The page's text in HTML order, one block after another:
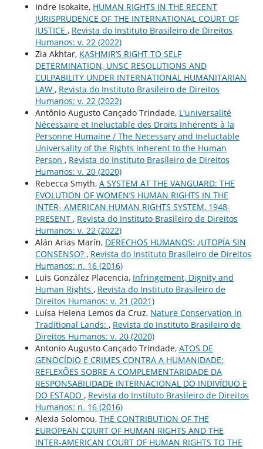
Indre Isokaite, HUMAN RIGHTS IN THE RECENT
JURISPRUDENCE OF THE INTERNATIONAL COURT OF
JUSTICE , Revista do Instituto Brasileiro de Direitos
Humanos: v. 22 (2022)
Zia Akhtar, KASHMIR’S RIGHT TO SELF
DETERMINATION, UNSC RESOLUTIONS AND
CULPABILITY UNDER INTERNATIONAL HUMANITARIAN
LAW , Revista do Instituto Brasileiro de Direitos
Humanos: v. 22 (2022)
Antônio Augusto Cançado Trindade, L'universalité
Nécessaire et Ineluctable des Droits Inhérents à la
Personne Humaine / The Necessary and Ineluctable
Universality of the Rights Inherent to the Human
Person , Revista do Instituto Brasileiro de Direitos
Humanos: v. 20 (2020)
Rebecca Smyth, A SYSTEM AT THE VANGUARD: THE
EVOLUTION OF WOMEN’S HUMAN RIGHTS IN THE
INTER- AMERICAN HUMAN RIGHTS SYSTEM, 1948-
PRESENT , Revista do Instituto Brasileiro de Direitos
Humanos: v. 22 (2022)
Alán Arias Marín, DERECHOS HUMANOS: ¿UTOPÍA SIN
CONSENSO? , Revista do Instituto Brasileiro de Direitos
Humanos: n. 16 (2016)
Luis González Placencia, Infringement, Dignity and
Human Rights , Revista do Instituto Brasileiro de
Direitos Humanos: v. 21 (2021)
Luísa Helena Lemos da Cruz, Nature Conservation in
Traditional Lands: , Revista do Instituto Brasileiro de
Direitos Humanos: v. 20 (2020)
Antonio Augusto Cançado Trindade, ATOS DE
GENOCÍDIO E CRIMES CONTRA A HUMANIDADE:
REFLEXÕES SOBRE A COMPLEMENTARIDADE DA
RESPONSABILIDADE INTERNACIONAL DO INDIVÍDUO E
DO ESTADO , Revista do Instituto Brasileiro de Direitos
Humanos: n. 16 (2016)
Alexia Solomou, THE CONTRIBUTION OF THE
EUROPEAN COURT OF HUMAN RIGHTS AND THE
INTER-AMERICAN COURT OF HUMAN RIGHTS TO THE